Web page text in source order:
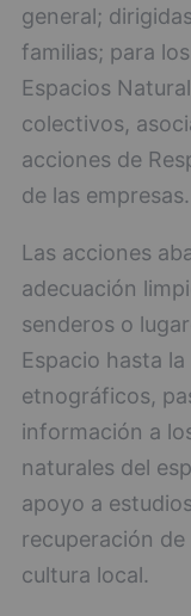
general;
familias; para
Espacios
colectivos,
acciones de
de las empresas.
Las acciones
adecuación
senderos o
Espacio hasta
etnográficos,
información a
naturales del
apoyo a
recuperación
cultura local.